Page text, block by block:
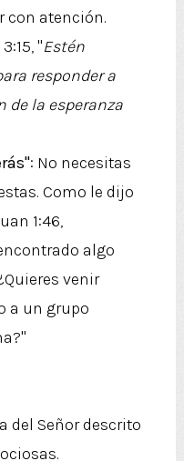
con atención.
"Estén
responder a
de la esperanza
: No necesitas
Como le dijo
1:46,
algo
venir
a un grupo
del Señor descrito